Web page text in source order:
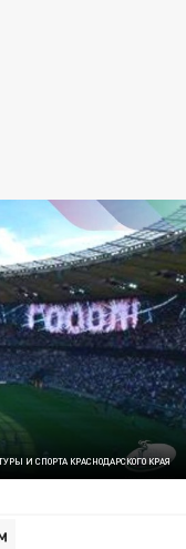
И СПОРТА КРАСНОДАРСКОГО КРАЯ